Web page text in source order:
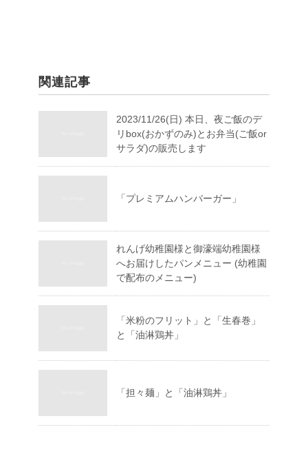
関連記事
2023/11/26(日) 本日、夜ご飯のデ
リbox(おかずのみ)とお弁当(ご飯or
サラダ)の販売します
「プレミアムハンバーガー」
れんげ幼稚園様と御濠端幼稚園様
へお届けしたパンメニュー (幼稚園
で配布のメニュー)
「米粉のフリット」と「生春巻」
と「油淋鶏丼」
「担々麺」と「油淋鶏丼」